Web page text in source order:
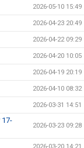
2026-05-10 15:49
2026-04-23 20:49
2026-04-22 09:29
2026-04-20 10:05
2026-04-19 20:19
2026-04-10 08:32
2026-03-31 14:51
2026-03-23 09:28